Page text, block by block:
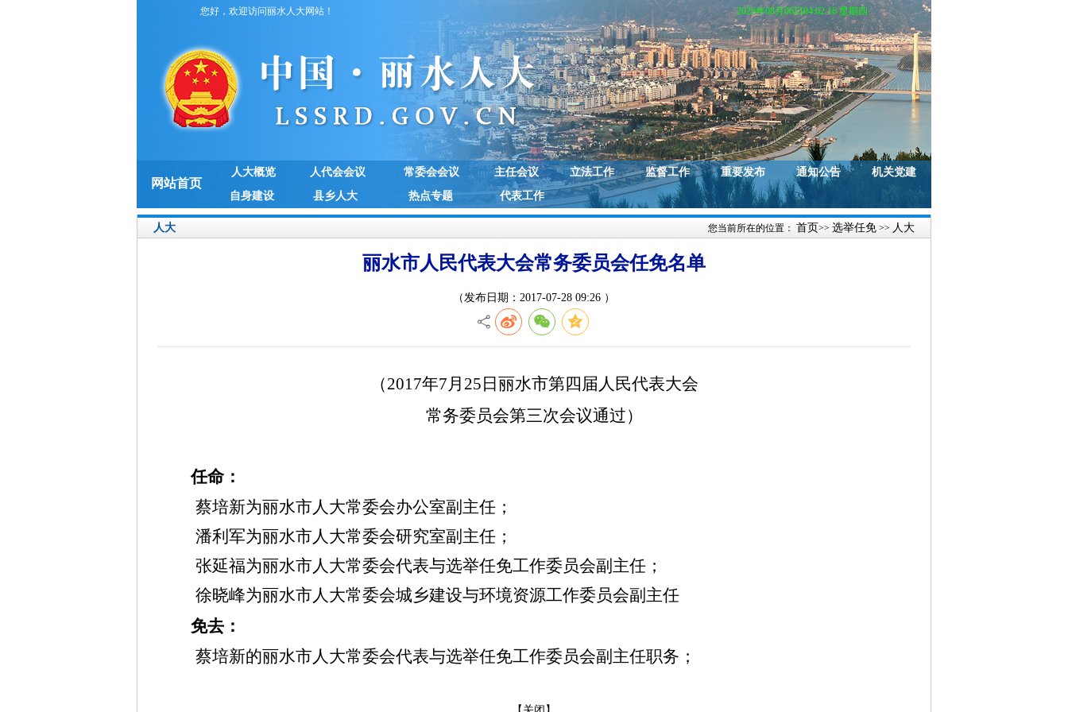
您好，欢迎访问丽水人大网站！ 2026年08月06日04:02:17 星期四
网站首页
人大概览 人代会会议 常委会会议 主任会议 立法工作 监督工作 重要发布 通知公告
机关党建
自身建设
县乡人大 热点专题 代表工作
人大 您当前所在的位置： 首页>> 选举任免 >> 人大
丽水市人民代表大会常务委员会任免名单
（发布日期：2017-07-28 09:26 ）
（2017年7月 25 日丽水市第四届人民代表大会
常务委员会第三次会议通过）
任命：
蔡培新为丽水市人大常委会办公室副主任；
潘利军为丽水市人大常委会研究室副主任；
张延福为丽水市人大常委会代表与选举任免工作委员会副主任；
徐晓峰为丽水市人大常委会城乡建设与环境资源工作委员会副主任
免去：
蔡培新的丽水市人大常委会代表与选举任免工作委员会副主任职务；